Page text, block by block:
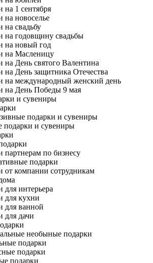
на 1 сентября
на новоселье
на свадьбу
на годовщину свадьбы
на новый год
на Масленицу
на День святого Валентина
на День защитника Отечества
на международный женский день
на День Победы 9 мая
и сувениры
подарки и сувениры
подарки и сувениры
партнерам по бизнесу
подарки
от компании сотрудникам
для интерьера
для кухни
для ванной
для дачи
необыные подарки
подарки
подарки
подарки